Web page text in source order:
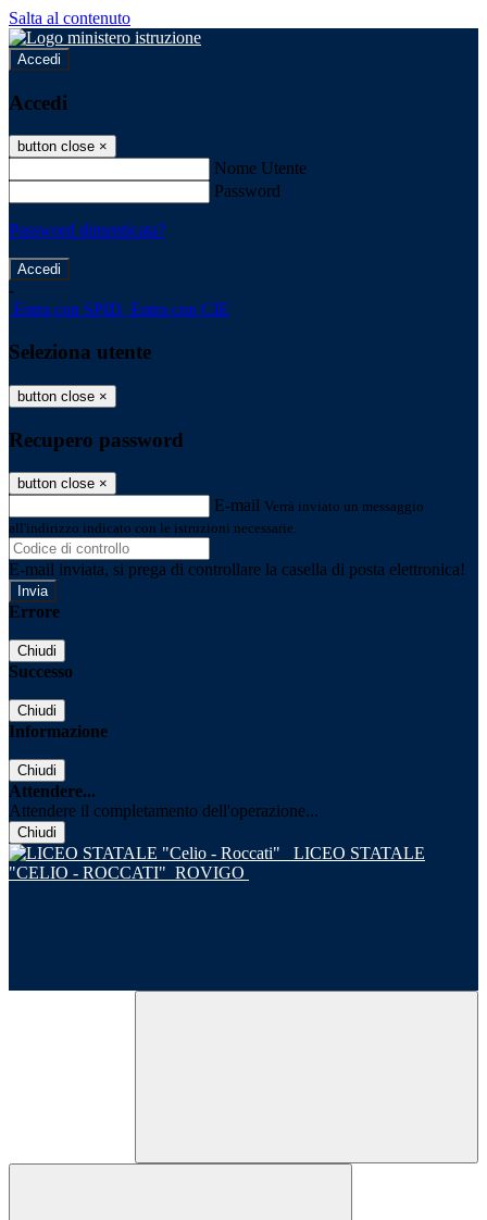
Salta al contenuto
Accedi
Accedi
button close ×
Nome Utente
Password
Password dimenticata?
-
Entra con SPID Entra con CIE
Seleziona utente
button close ×
Recupero password
button close ×
E-mail Verrà inviato un messaggio
all'indirizzo indicato con le istruzioni necessarie.
E-mail inviata, si prega di controllare la casella di posta elettronica!
Errore
Chiudi
Successo
Chiudi
Informazione
Chiudi
Attendere...
Attendere il completamento dell'operazione...
Chiudi
LICEO STATALE
"CELIO - ROCCATI" ROVIGO